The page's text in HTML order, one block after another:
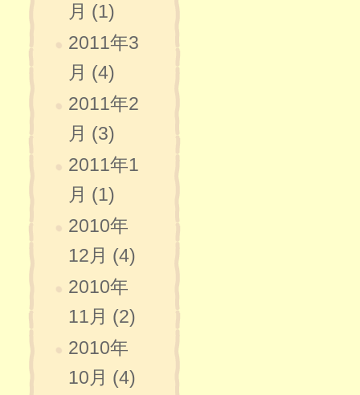
月 (1)
2011年3
月 (4)
2011年2
月 (3)
2011年1
月 (1)
2010年
12月 (4)
2010年
11月 (2)
2010年
10月 (4)